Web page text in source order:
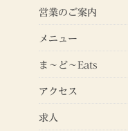
営業のご案内
メニュー
ま～ど～Eats
アクセス
求人